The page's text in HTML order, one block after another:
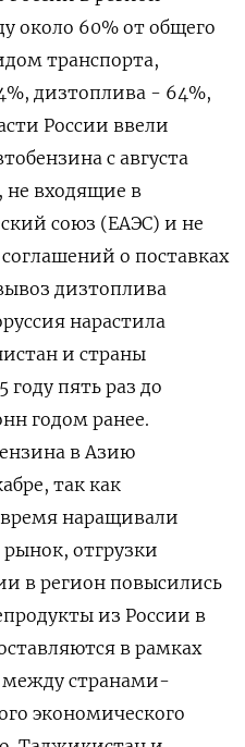
около 60% от общего
транспорта,
дизтоплива - 64%,
России ввели
с августа
не входящие в
союз (ЕАЭС) и не
о поставках
дизтоплива
нарастила
и страны
пять раз до
годом ранее.
в Азию
так как
наращивали
отгрузки
в регион повысились
из России в
в рамках
между странами-
экономического